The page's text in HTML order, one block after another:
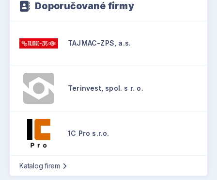
Doporučované firmy
TAJMAC-ZPS, a.s.
Terinvest, spol. s r. o.
1C Pro s.r.o.
Katalog firem